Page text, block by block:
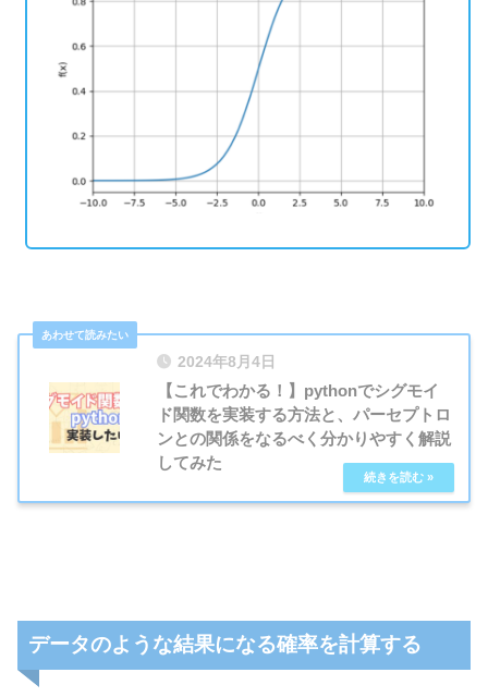
2024年8月4日
【これでわかる！】pythonでシグモイ
ド関数を実装する方法と、パーセプトロ
ンとの関係をなるべく分かりやすく解説
してみた
データのような結果になる確率を計算する